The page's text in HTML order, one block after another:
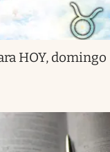
HOY, domingo